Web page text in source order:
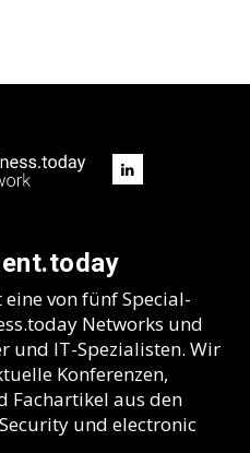
von fünf Special-
Networks und
und IT-Spezialisten. Wir
Konferenzen,
Fachartikel aus den
und electronic